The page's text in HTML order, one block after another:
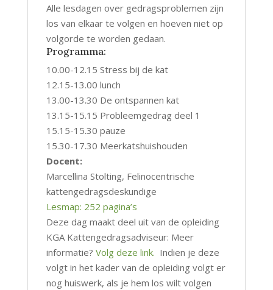
Alle lesdagen over gedragsproblemen zijn
los van elkaar te volgen en hoeven niet op
volgorde te worden gedaan.
Programma:
10.00-12.15 Stress bij de kat
12.15-13.00 lunch
13.00-13.30 De ontspannen kat
13.15-15.15 Probleemgedrag deel 1
15.15-15.30 pauze
15.30-17.30 Meerkatshuishouden
Docent:
Marcellina Stolting, Felinocentrische
kattengedragsdeskundige
Lesmap: 252 pagina’s
Deze dag maakt deel uit van de opleiding
KGA Kattengedragsadviseur: Meer
informatie? Volg deze link. Indien je deze
volgt in het kader van de opleiding volgt er
nog huiswerk, als je hem los wilt volgen